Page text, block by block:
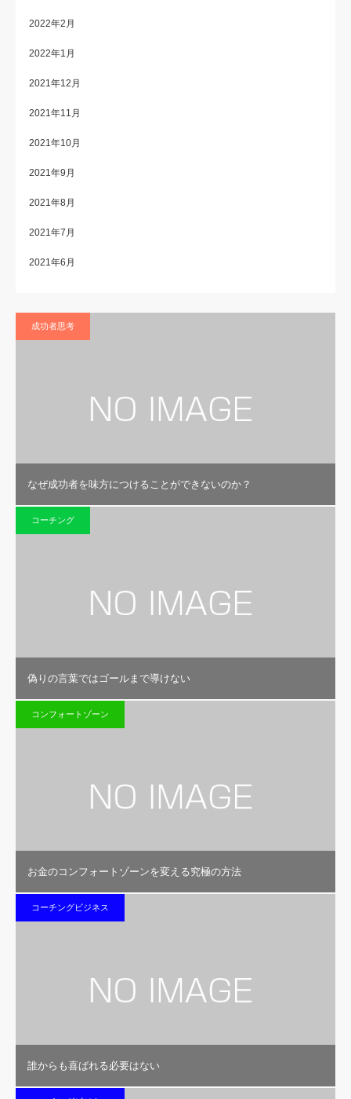
2022年2月
2022年1月
2021年12月
2021年11月
2021年10月
2021年9月
2021年8月
2021年7月
2021年6月
成功者思考
なぜ成功者を味方につけることができないのか？
コーチング
偽りの言葉ではゴールまで導けない
コンフォートゾーン
お金のコンフォートゾーンを変える究極の方法
コーチングビジネス
誰からも喜ばれる必要はない